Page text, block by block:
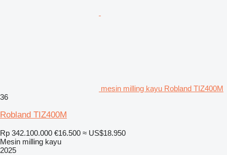
mesin milling kayu Robland TIZ400M
36
Robland TIZ400M
Rp 342.100.000 €16.500 ≈ US$18.950
Mesin milling kayu
2025